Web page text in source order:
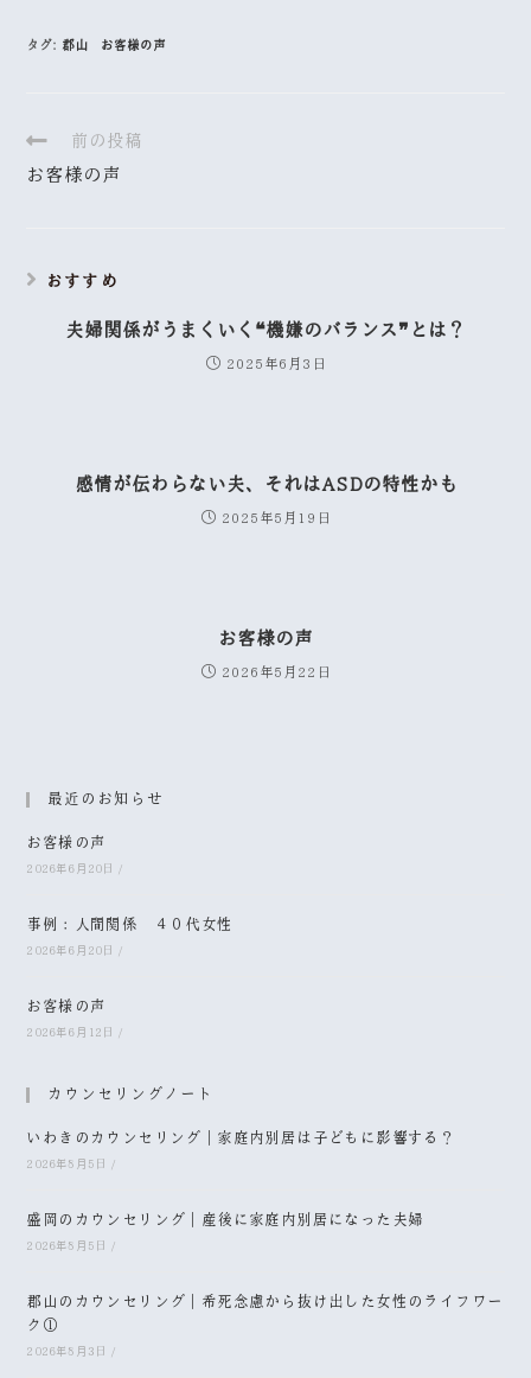
タグ: 郡山 お客様の声
前の投稿
お客様の声
おすすめ
夫婦関係がうまくいく❝機嫌のバランス❞とは？
2025年6月3日
感情が伝わらない夫、それはASDの特性かも
2025年5月19日
お客様の声
2026年5月22日
最近のお知らせ
お客様の声
2026年6月20日 /
事例：人間関係 ４０代女性
2026年6月20日 /
お客様の声
2026年6月12日 /
カウンセリングノート
いわきのカウンセリング｜家庭内別居は子どもに影響する？
2026年8月5日 /
盛岡のカウンセリング｜産後に家庭内別居になった夫婦
2026年8月5日 /
郡山のカウンセリング｜希死念慮から抜け出した女性のライフワー
ク①
2026年8月3日 /